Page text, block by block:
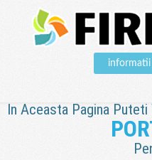
informatii
In Aceasta Pagina